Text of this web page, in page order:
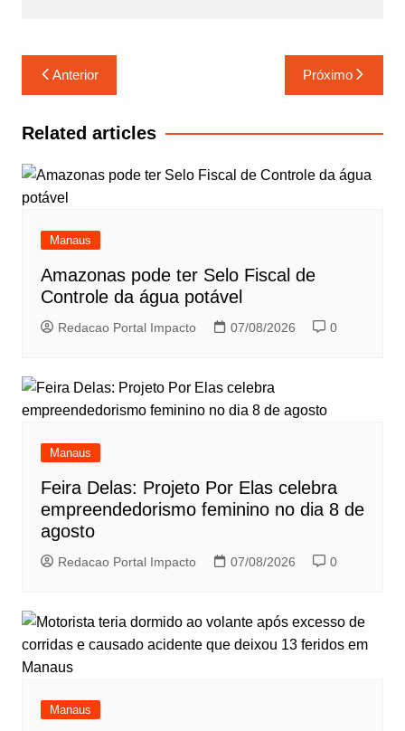
Navegação
de
Post
Anterior Próximo
Related articles
Manaus
Amazonas pode ter Selo Fiscal de
Controle da água potável
Redacao Portal Impacto 07/08/2026 0
Manaus
Feira Delas: Projeto Por Elas celebra
empreendedorismo feminino no dia 8 de
agosto
Redacao Portal Impacto 07/08/2026 0
Manaus